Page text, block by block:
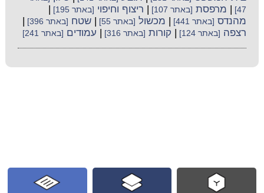
47]
מרפסת [באתר 107] ריצוף וחיפוי [באתר 195]
מהנדס [באתר 441] מכשול [באתר 55] |שטח [באתר 396]
רצפה [באתר 124] קורות [באתר 316] עמודים [באתר 241]